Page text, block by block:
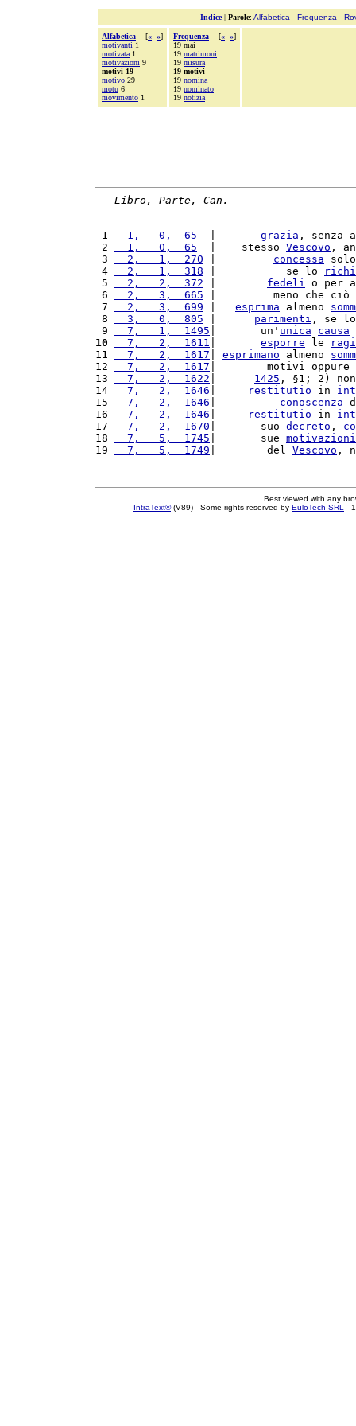
Indice| Parole: Alfabetica - Frequenza -
Alfabetica [« »]
motivanti 1
motivata 1
motivazioni 9
motivi 19
motivo 29
motu 6
movimento 1
Frequenza [« »]
19 mai
19 matrimoni
19 misura
19 motivi
19 nomina
19 nominato
19 notizia
Libro, Parte, Can.
1
  1,   0,  65
grazia , senza
2
  1,   0,  65
  |    stesso
Vescovo ,
3
  2,   1,  270
concessa
4
  2,   1,  318
|           se lo
5
  2,   2,  372
fedeli o per
6
  2,   3,  665
|         meno che ciò
7
  2,   3,  699
esprima almeno
8
  3,   0,  805
parimenti , se
9
  7,   1,  1495
|       un' unica causa
10
  7,   2,  1611
esporre le
11
  7,   2,  1617
esprimano almeno
12
  7,   2,  1617
|        motivi
13
  7,   2,  1622
1425 , §1; 2)
14
  7,   2,  1646
restitutio in
15
  7,   2,  1646
conoscenza
16
  7,   2,  1646
restitutio in
17
  7,   2,  1670
|       suo decreto ,
18
  7,   5,  1745
|       sue motivazioni
19
  7,   5,  1749
|        del Vescovo ,
Best viewed with any
IntraText®(V89) - Some rights reserved by EuloTech SRL -